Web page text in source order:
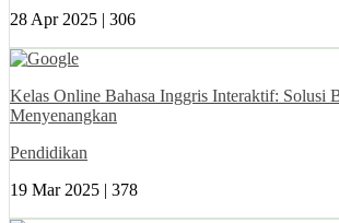
28 Apr 2025 | 306
Kelas Online Bahasa Inggris Interaktif: Solusi
Menyenangkan
Pendidikan
19 Mar 2025 | 378